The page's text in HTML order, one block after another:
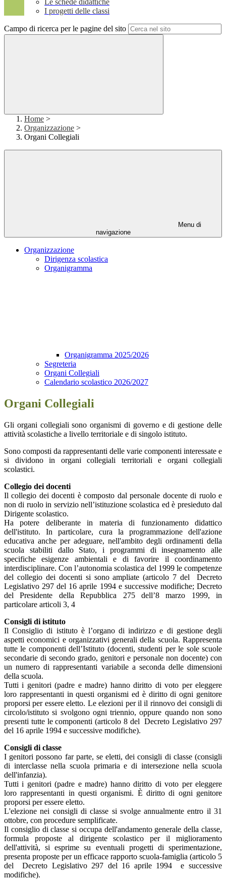
Le schede didattiche
I progetti delle classi
Campo di ricerca per le pagine del sito
Home >
Organizzazione >
Organi Collegiali
Menu di
navigazione
Organizzazione
Dirigenza scolastica
Organigramma
Organigramma 2025/2026
Segreteria
Organi Collegiali
Calendario scolastico 2026/2027
Organi Collegiali
Gli organi collegiali sono organismi di governo e di gestione delle
attività scolastiche a livello territoriale e di singolo istituto.
Sono composti da rappresentanti delle varie componenti interessate e
si dividono in organi collegiali territoriali e organi collegiali
scolastici.
Collegio dei docenti
Il collegio dei docenti è composto dal personale docente di ruolo e
non di ruolo in servizio nell’istituzione scolastica ed è presieduto dal
Dirigente scolastico.
Ha potere deliberante in materia di funzionamento didattico
dell'istituto. In particolare, cura la programmazione dell'azione
educativa anche per adeguare, nell'ambito degli ordinamenti della
scuola stabiliti dallo Stato, i programmi di insegnamento alle
specifiche esigenze ambientali e di favorire il coordinamento
interdisciplinare. Con l’autonomia scolastica del 1999 le competenze
del collegio dei docenti si sono ampliate (articolo 7 del Decreto
Legislativo 297 del 16 aprile 1994 e successive modifiche; Decreto
del Presidente della Repubblica 275 dell’8 marzo 1999, in
particolare articoli 3, 4
Consigli di istituto
Il Consiglio di istituto è l’organo di indirizzo e di gestione degli
aspetti economici e organizzativi generali della scuola. Rappresenta
tutte le componenti dell’Istituto (docenti, studenti per le sole scuole
secondarie di secondo grado, genitori e personale non docente) con
un numero di rappresentanti variabile a seconda delle dimensioni
della scuola.
Tutti i genitori (padre e madre) hanno diritto di voto per eleggere
loro rappresentanti in questi organismi ed è diritto di ogni genitore
proporsi per essere eletto. Le elezioni per il il rinnovo dei consigli di
circolo/istituto si svolgono ogni triennio, oppure quando non sono
presenti tutte le componenti (articolo 8 del Decreto Legislativo 297
del 16 aprile 1994 e successive modifiche).
Consigli di classe
I genitori possono far parte, se eletti, dei consigli di classe (consigli
di interclasse nella scuola primaria e di intersezione nella scuola
dell'infanzia).
Tutti i genitori (padre e madre) hanno diritto di voto per eleggere
loro rappresentanti in questi organismi. È diritto di ogni genitore
proporsi per essere eletto.
L'elezione nei consigli di classe si svolge annualmente entro il 31
ottobre, con procedure semplificate.
Il consiglio di classe si occupa dell'andamento generale della classe,
formula proposte al dirigente scolastico per il miglioramento
dell'attività, si esprime su eventuali progetti di sperimentazione,
presenta proposte per un efficace rapporto scuola-famiglia (articolo 5
del Decreto Legislativo 297 del 16 aprile 1994 e successive
modifiche).